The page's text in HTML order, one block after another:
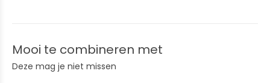
Mooi te combineren met
Deze mag je niet missen